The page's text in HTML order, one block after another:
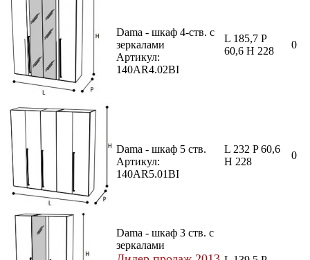
Dama - шкаф 4-ств. с
зеркалами
Артикул:
140AR4.02BI
L 185,7 P
60,6 H 228
0
Dama - шкаф 5 ств.
Артикул:
140AR5.01BI
L 232 P 60,6
H 228
0
Dama - шкаф 3 ств. с
зеркалами